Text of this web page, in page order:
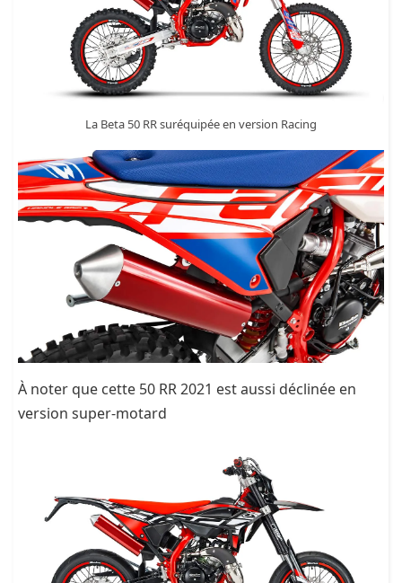
La Beta 50 RR suréquipée en version Racing
À noter que cette 50 RR 2021 est aussi déclinée en
version super-motard